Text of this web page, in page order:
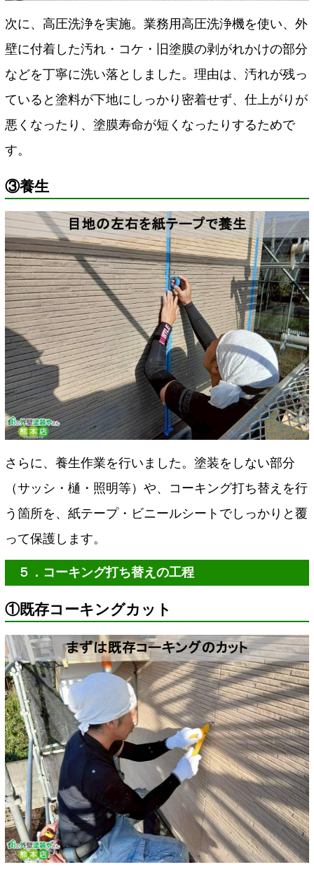
次に、高圧洗浄を実施。業務用高圧洗浄機を使い、外
壁に付着した汚れ・コケ・旧塗膜の剥がれかけの部分
などを丁寧に洗い落としました。理由は、汚れが残っ
ていると塗料が下地にしっかり密着せず、仕上がりが
悪くなったり、塗膜寿命が短くなったりするためで
す。
③養生
さらに、養生作業を行いました。塗装をしない部分
（サッシ・樋・照明等）や、コーキング打ち替えを行
う箇所を、紙テープ・ビニールシートでしっかりと覆
って保護します。
５．コーキング打ち替えの工程
①既存コーキングカット